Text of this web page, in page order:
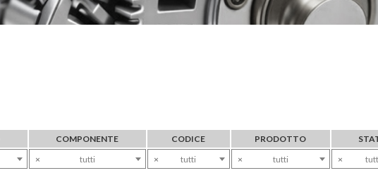
COMPONENTE CODICE PRODOTTO
× tutti × tutti × tutti ×